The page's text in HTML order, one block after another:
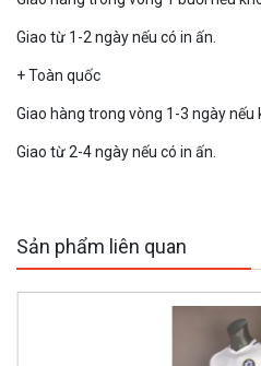
Giao từ 1-2 ngày nếu có in ấn.
+ Toàn quốc
Giao hàng trong vòng 1-3 ngày nếu
Giao từ 2-4 ngày nếu có in ấn.
Sản phẩm liên quan